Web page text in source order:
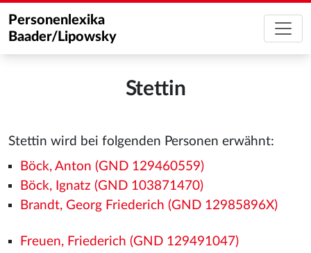
Personenlexika
Baader/Lipowsky
Stettin
Stettin wird bei folgenden Personen erwähnt:
Böck, Anton (GND 129460559)
Böck, Ignatz (GND 103871470)
Brandt, Georg Friederich (GND 12985896X)
Freuen, Friederich (GND 129491047)